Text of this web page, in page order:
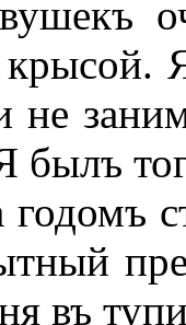
не
былъ
годомъ
въ